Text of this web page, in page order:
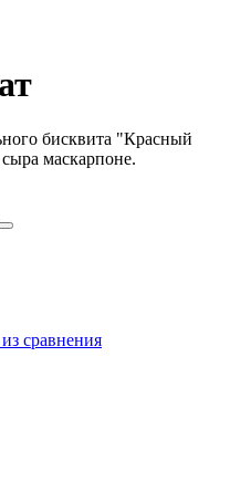
бисквита "Красный
маскарпоне.
сравнения